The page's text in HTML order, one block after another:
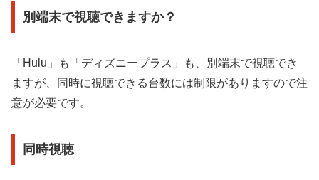
別端末で視聴できますか？
「Hulu」も「ディズニープラス」も、別端末で視聴でき
ますが、同時に視聴できる台数には制限がありますので注
意が必要です。
同時視聴